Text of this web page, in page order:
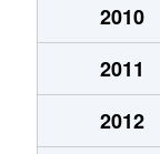
2010
2011
2012